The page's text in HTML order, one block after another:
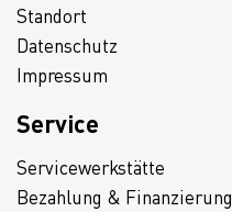
Standort
Datenschutz
Impressum
Service
Servicewerkstätte
Bezahlung & Finanzierung